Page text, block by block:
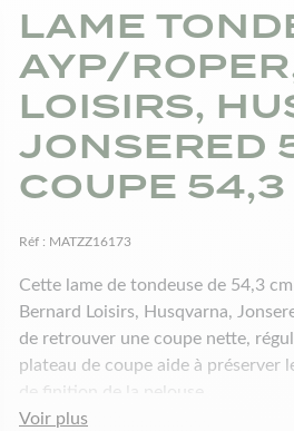
LAME
AYP/
LOISIRS,
JONSERED
COUPE 54,3
Réf : MATZZ16173
Cette lame de tondeuse de 54,3
Bernard Loisirs, Husqvarna,
de retrouver une coupe nette,
plateau de coupe aide à préserver
de finition de la pelouse.
Voir plus